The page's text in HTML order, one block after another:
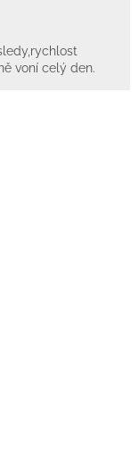
voní celý den.